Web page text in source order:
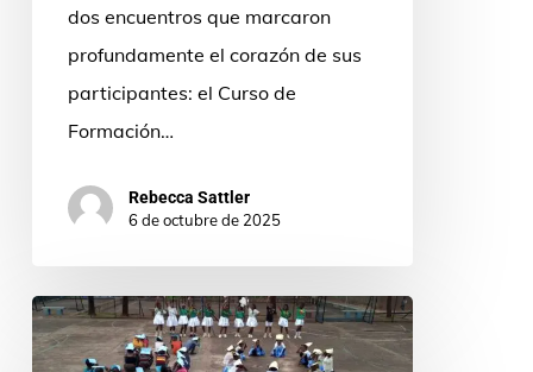
dos encuentros que marcaron
profundamente el corazón de sus
participantes: el Curso de
Formación…
Rebecca Sattler
6 de octubre de 2025
Camerún
celebra